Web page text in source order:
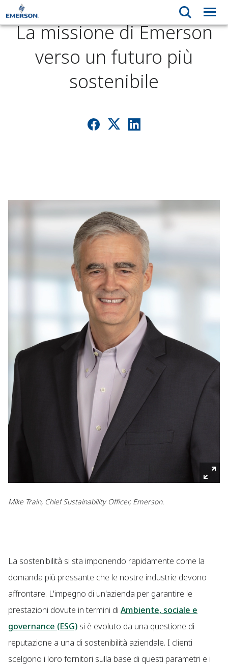
La missione di Emerson
verso un futuro più
sostenibile
Mike Train, Chief Sustainability Officer, Emerson.
La sostenibilità si sta imponendo rapidamente come la
domanda più pressante che le nostre industrie devono
affrontare. L'impegno di un'azienda per garantire le
prestazioni dovute in termini di Ambiente, sociale e
governance (ESG) si è evoluto da una questione di
reputazione a una di sostenibilità aziendale. I clienti
scelgono i loro fornitori sulla base di questi parametri e i